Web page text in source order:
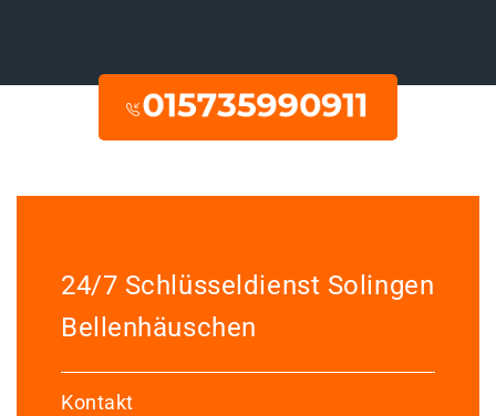
24/7 Schlüsseldienst Solingen
Bellenhäuschen
Kontakt